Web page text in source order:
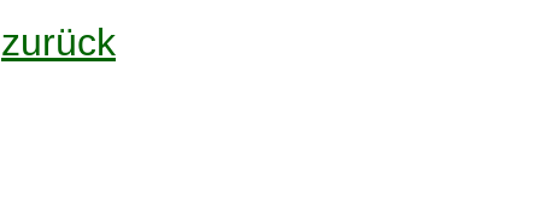
zurück